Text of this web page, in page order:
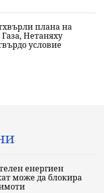
плана на
Нетаняху
условие
енергиен
може да блокира